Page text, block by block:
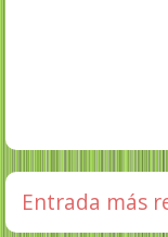
Entrada más